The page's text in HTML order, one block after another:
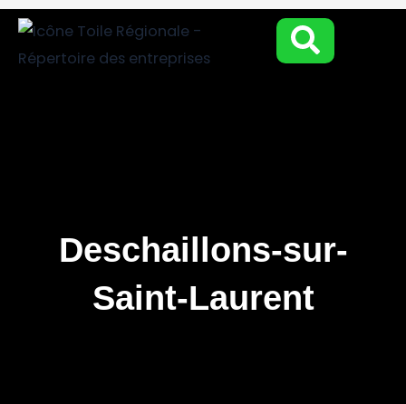
Aller
contenu
Deschaillons-sur-
Saint-Laurent